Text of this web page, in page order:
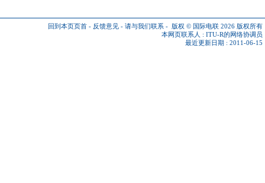
回到本页页首 - 反馈意见 - 请与我们联系 - 版权 © 国际电联 2026 版权所有
本网页联系人 : ITU-R的网络协调员
最近更新日期 : 2011-06-15